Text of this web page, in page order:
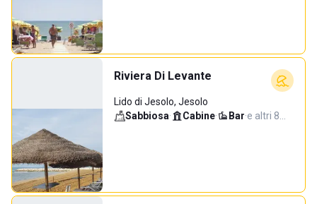
Riviera Di Levante
Lido di Jesolo, Jesolo
Sabbiosa· Cabine· Bar·e altri 8…